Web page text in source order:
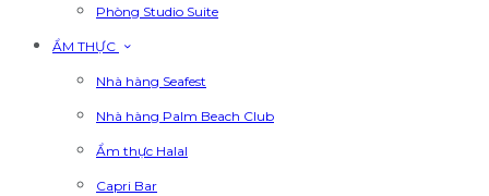
Phòng Studio Suite
ẨM THỰC
Nhà hàng Seafest
Nhà hàng Palm Beach Club
Ẩm thực Halal
Capri Bar